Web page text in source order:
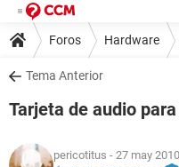
Foros Hardware
Tema Anterior
Tarjeta de audio
pericotitus - 27 may